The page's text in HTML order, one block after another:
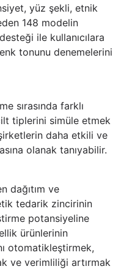
yüz şekli, etnik
148 modelin
ile kullanıcılara
tonunu denemelerini
sırasında farklı
tiplerini simüle etmek
daha etkili ve
olanak tanıyabilir.
dağıtım ve
tedarik zincirinin
potansiyeline
ürünlerinin
otomatikleştirmek,
ve verimliliği artırmak